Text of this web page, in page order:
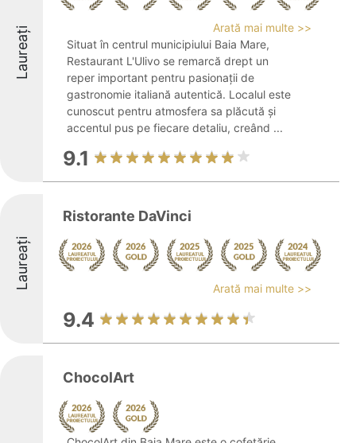
Laureați
Arată mai multe >>
Situat în centrul municipiului Baia Mare,
Restaurant L'Ulivo se remarcă drept un
reper important pentru pasionații de
gastronomie italiană autentică. Localul este
cunoscut pentru atmosfera sa plăcută și
accentul pus pe fiecare detaliu, creând ...
9.1
Laureați
Ristorante DaVinci
Arată mai multe >>
9.4
ChocolArt